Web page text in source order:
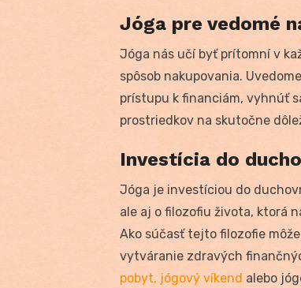
Jóga pre vedomé
Jóga nás učí byť prítomní v
spôsob nakupovania.
prístupu k financiám, vyhnúť
prostriedkov na skutočne
Investícia do
Jóga je investíciou do
ale aj o filozofiu života, ktorá
Ako súčasť tejto filozofie
vytváranie zdravých
pobyt, jógový víkend alebo